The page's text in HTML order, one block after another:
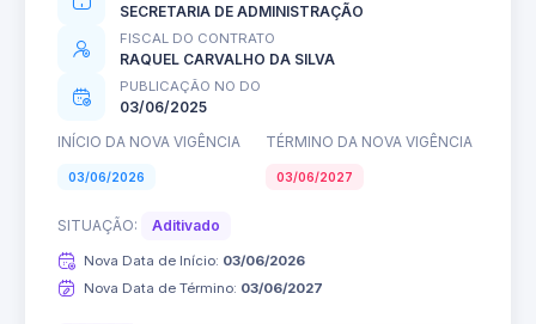
SECRETARIA DE ADMINISTRAÇÃO
FISCAL DO CONTRATO
RAQUEL CARVALHO DA SILVA
PUBLICAÇÃO NO DO
03/06/2025
INÍCIO DA NOVA VIGÊNCIA
TÉRMINO DA NOVA VIGÊNCIA
03/06/2026 03/06/2027
SITUAÇÃO: Aditivado
Nova Data de Início: 03/06/2026
Nova Data de Término: 03/06/2027